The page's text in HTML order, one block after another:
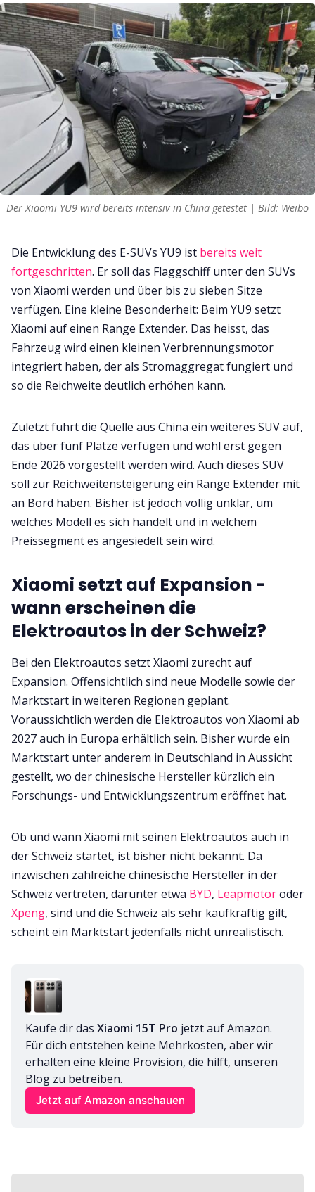
Der Xiaomi YU9 wird bereits intensiv in China getestet | Bild: Weibo
Die Entwicklung des E-SUVs YU9 ist bereits weit
fortgeschritten. Er soll das Flaggschiff unter den SUVs
von Xiaomi werden und über bis zu sieben Sitze
verfügen. Eine kleine Besonderheit: Beim YU9 setzt
Xiaomi auf einen Range Extender. Das heisst, das
Fahrzeug wird einen kleinen Verbrennungsmotor
integriert haben, der als Stromaggregat fungiert und
so die Reichweite deutlich erhöhen kann.
Zuletzt führt die Quelle aus China ein weiteres SUV auf,
das über fünf Plätze verfügen und wohl erst gegen
Ende 2026 vorgestellt werden wird. Auch dieses SUV
soll zur Reichweitensteigerung ein Range Extender mit
an Bord haben. Bisher ist jedoch völlig unklar, um
welches Modell es sich handelt und in welchem
Preissegment es angesiedelt sein wird.
Xiaomi setzt auf Expansion -
wann erscheinen die
Elektroautos in der Schweiz?
Bei den Elektroautos setzt Xiaomi zurecht auf
Expansion. Offensichtlich sind neue Modelle sowie der
Marktstart in weiteren Regionen geplant.
Voraussichtlich werden die Elektroautos von Xiaomi ab
2027 auch in Europa erhältlich sein. Bisher wurde ein
Marktstart unter anderem in Deutschland in Aussicht
gestellt, wo der chinesische Hersteller kürzlich ein
Forschungs- und Entwicklungszentrum eröffnet hat.
Ob und wann Xiaomi mit seinen Elektroautos auch in
der Schweiz startet, ist bisher nicht bekannt. Da
inzwischen zahlreiche chinesische Hersteller in der
Schweiz vertreten, darunter etwa BYD, Leapmotoroder
Xpeng, sind und die Schweiz als sehr kaufkräftig gilt,
scheint ein Marktstart jedenfalls nicht unrealistisch.
Kaufe dir das Xiaomi 15T Pro jetzt auf Amazon.
Für dich entstehen keine Mehrkosten, aber wir
erhalten eine kleine Provision, die hilft, unseren
Blog zu betreiben.
Jetzt auf Amazon anschauen